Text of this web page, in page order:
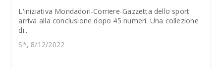
L'iniziativa Mondadori-Corriere-Gazzetta dello sport
arriva alla conclusione dopo 45 numeri. Una collezione
di...
S*, 8/12/2022